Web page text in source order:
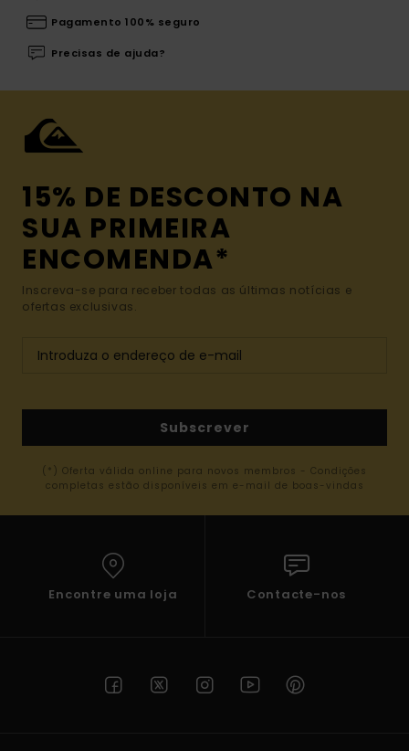
Pagamento 100% seguro
Precisas de ajuda?
15% DE DESCONTO NA
SUA PRIMEIRA
ENCOMENDA*
Inscreva-se para receber todas as últimas notícias e
ofertas exclusivas.
Subscrever
(*) Oferta válida online para novos membros - Condições
completas estão disponíveis em e-mail de boas-vindas
Encontre uma loja Contacte-nos